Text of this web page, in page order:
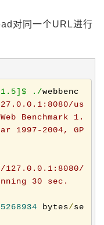
对同一个URL进行
1.5]$ ./webbenc
us
Benchmark 1.
1997-2004, GP
127.0.0.1:8080/
30 sec.
5268934 bytes/se